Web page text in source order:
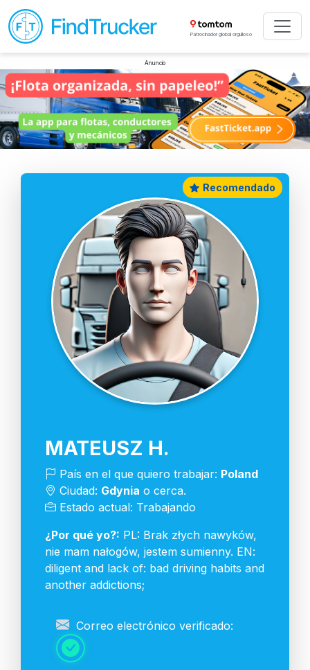
Patrocinador global orgulloso
Anuncio
Recomendado
MATEUSZ H.
País en el que quiero trabajar: Poland
Ciudad: Gdynia o cerca.
Estado actual: Trabajando
¿Por qué yo?: PL: Brak złych nawyków,
nie mam nałogów, jestem sumienny. EN:
diligent and lack of: bad driving habits and
another addictions;
Correo electrónico verificado: